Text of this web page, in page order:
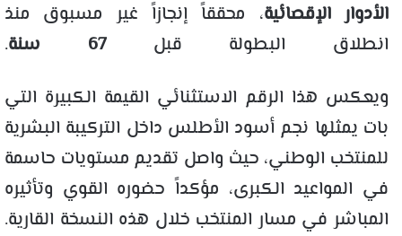
الأدوار الإقصائية، محققاً إنجازاً غير مسبوق منذ
انطلاق البطولة قبل67 سنة
.
ويعكس هذا الرقم الاستثنائي القيمة الكبيرة التي
بات يمثلها نجم أسود الأطلس داخل التركيبة البشرية
للمنتخب الوطني، حيث واصل تقديم مستويات حاسمة
في المواعيد الكبرى، مؤكداً حضوره القوي وتأثيره
المباشر في مسار المنتخب خلال هذه النسخة القارية.